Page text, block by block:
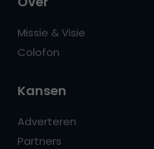
Missie & Visie
Colofon
Kansen
Adverteren
Partners